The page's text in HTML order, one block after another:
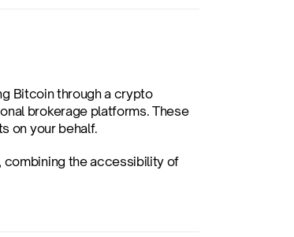
Bitcoin through a crypto
brokerage platforms. These
on your behalf.
combining the accessibility of